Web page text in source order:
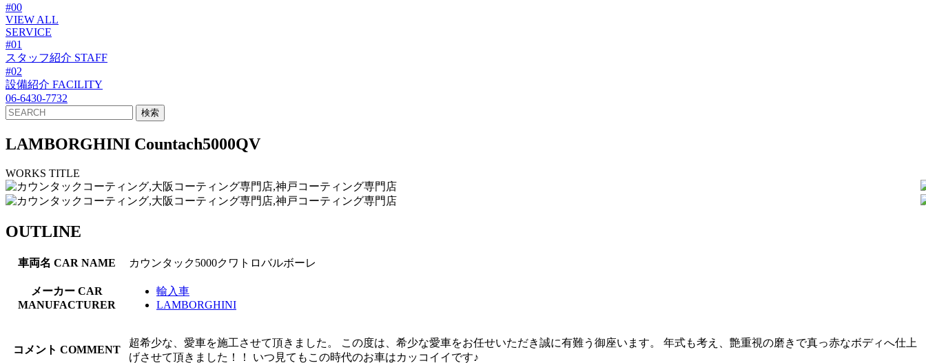
#00
VIEW ALL
SERVICE
#01
スタッフ紹介 STAFF
#02
設備紹介 FACILITY
06-6430-7732
LAMBORGHINI Countach5000QV
WORKS TITLE
OUTLINE
車両名 CAR NAME カウンタック5000クワトロバルボーレ
メーカー CAR
MANUFACTURER
輸入車
LAMBORGHINI
コメント COMMENT
超希少な、愛車を施工させて頂きました。 この度は、希少な愛車をお任せいただき誠に有難う御座います。 年式も考え、艶重視の磨きで真っ赤なボディへ仕上
げさせて頂きました！！ いつ見てもこの時代のお車はカッコイイです♪